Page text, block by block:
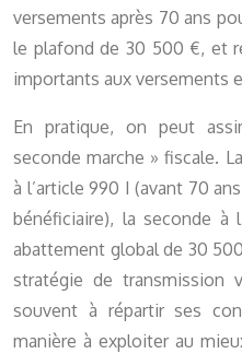
versements après 70 ans
le plafond de 30 500 €, et
importants aux versements
En pratique, on peut
seconde marche » fiscale.
à l’article 990 I (avant 70
bénéficiaire), la seconde à
abattement global de 30
stratégie de transmission
souvent à répartir ses
manière à exploiter au